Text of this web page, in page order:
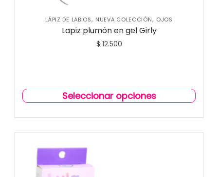
LÁPIZ DE LABIOS, NUEVA COLECCIÓN, OJOS
Lapiz plumón en gel Girly
$ 12.500
Seleccionar opciones